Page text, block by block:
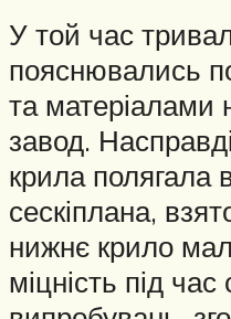
У той час
пояснювались
та матеріалами
завод.
крила полягала
сескіплана,
нижнє крило
міцність під